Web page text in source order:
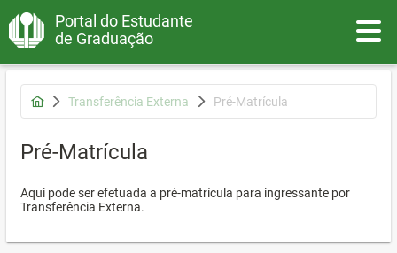
Portal do Estudante
de Graduação
Transferência Externa Pré-Matrícula
Pré-Matrícula
Aqui pode ser efetuada a pré-matrícula para ingressante por
Transferência Externa.